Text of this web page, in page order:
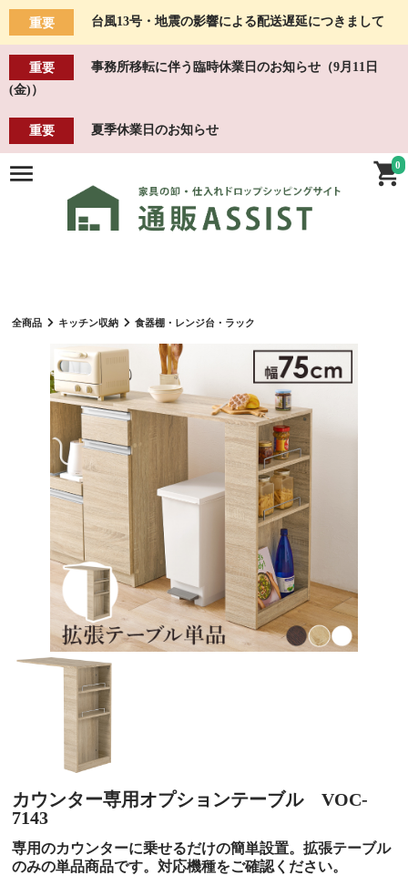
重要 台風13号・地震の影響による配送遅延につきまして
重要
事務所移転に伴う臨時休業日のお知らせ（9月11日
(金)）
重要 夏季休業日のお知らせ
0
全商品 キッチン収納 食器棚・レンジ台・ラック
カウンター専用オプションテーブル VOC-
7143
専用のカウンターに乗せるだけの簡単設置。拡張テーブル
のみの単品商品です。対応機種をご確認ください。